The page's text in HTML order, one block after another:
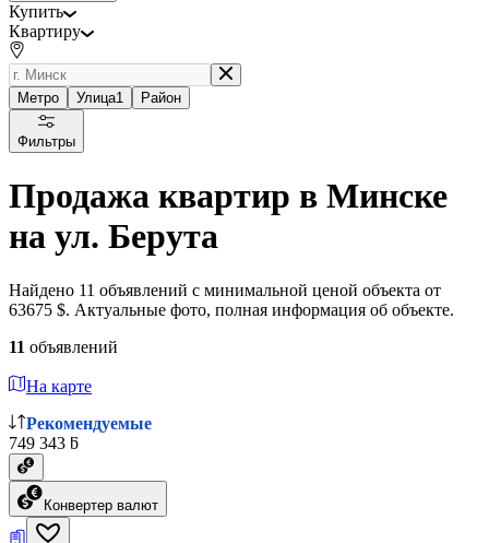
Купить
Квартиру
Метро Улица1 Район
Фильтры
Продажа квартир в Минске
на ул. Берута
Найдено 11 объявлений с минимальной ценой объекта от
63675 $. Актуальные фото, полная информация об объекте.
11 объявлений
На карте
Рекомендуемые
749 343 ƃ
Конвертер валют